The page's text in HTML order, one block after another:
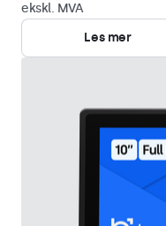
ekskl. MVA
Les mer